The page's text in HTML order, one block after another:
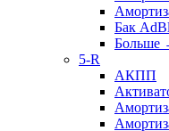
Бак
Больше
5-R
АКПП